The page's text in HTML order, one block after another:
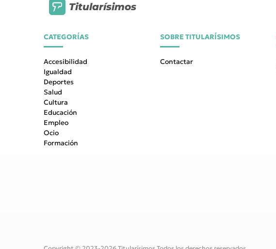
Titularísimos
CATEGORÍAS
Accesibilidad
Igualdad
Deportes
Salud
Cultura
Educación
Empleo
Ocio
Formación
SOBRE TITULARÍSIMOS
Contactar